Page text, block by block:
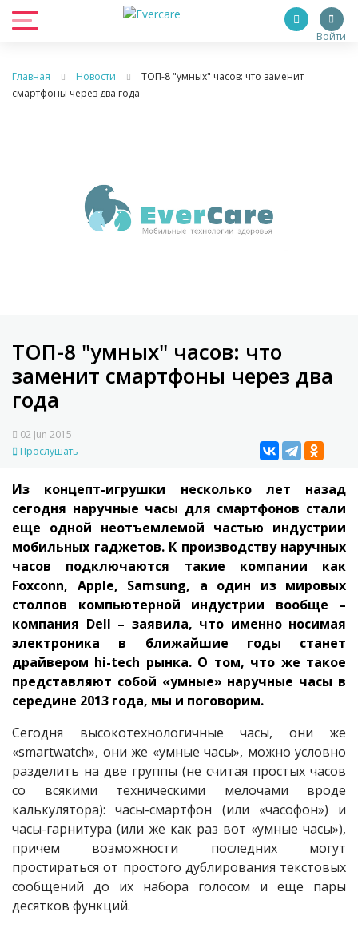
Войти
Главная Новости
ТОП-8 "умных" часов: что заменит
смартфоны через два года
ТОП-8 "умных" часов: что
заменит смартфоны через два
года
02 Jun 2015
Прослушать
Из концепт-игрушки несколько лет назад
сегодня наручные часы для смартфонов стали
еще одной неотъемлемой частью индустрии
мобильных гаджетов. К производству наручных
часов подключаются такие компании как
Foxconn, Apple, Samsung, а один из мировых
столпов компьютерной индустрии вообще –
компания Dell – заявила, что именно носимая
электроника в ближайшие годы станет
драйвером hi-tech рынка. О том, что же такое
представляют собой «умные» наручные часы в
середине 2013 года, мы и поговорим.
Сегодня высокотехнологичные часы, они же
«smartwatch», они же «умные часы», можно условно
разделить на две группы (не считая простых часов
со всякими техническими мелочами вроде
калькулятора): часы-смартфон (или «часофон») и
часы-гарнитура (или же как раз вот «умные часы»),
причем возможности последних могут
простираться от простого дублирования текстовых
сообщений до их набора голосом и еще пары
десятков функций.